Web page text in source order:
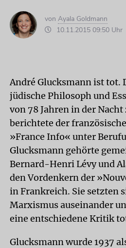
von Ayala Goldmann
10.11.2015 09:50 Uhr
André Glucksmann ist tot.
jüdische Philosoph und
von 78 Jahren in der
berichtete der
»France Info« unter
Glucksmann gehörte
Bernard-Henri Lévy und
den Vordenkern der
in Frankreich. Sie setzten
Marxismus auseinander
eine entschiedene Kritik
Glucksmann wurde 1937